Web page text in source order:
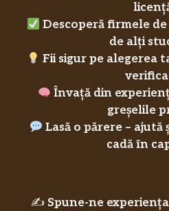
Descoperă firmele
de alți
Fii sigur pe alegerea
Învață din
greșelile
Lasă o părere –
cadă în
✍️ Spune-ne